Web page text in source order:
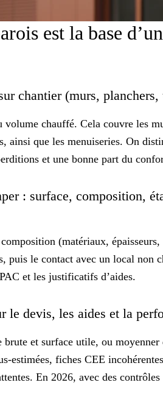
est la base
chantier (murs,
volume chauffé. Cela couvre les
ainsi que les menuiseries. On
et une bonne part du
: surface, composition,
(matériaux,
puis le contact avec un local non
et les justificatifs d’aides.
le devis, les aides et la
et surface utile, ou
estimées, fiches CEE incohérentes
En 2026, avec des contrôles